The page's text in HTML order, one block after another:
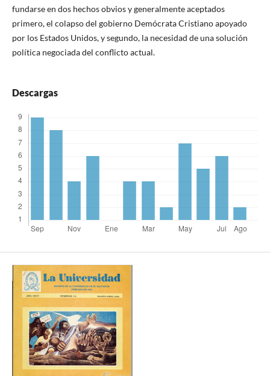
fundarse en dos hechos obvios y generalmente aceptados
primero, el colapso del gobierno Demócrata Cristiano apoyado
por los Estados Unidos, y segundo, la necesidad de una solución
política negociada del conflicto actual.
Descargas